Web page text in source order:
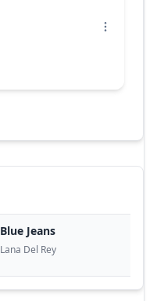
Blue Jeans
Lana Del Rey